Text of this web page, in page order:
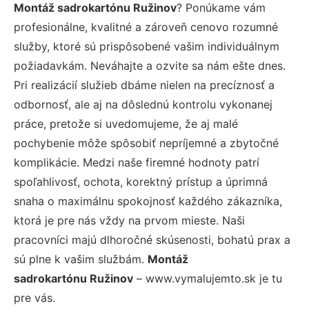
Montáž sadrokartónu Ružinov? Ponúkame vám
profesionálne, kvalitné a zároveň cenovo rozumné
služby, ktoré sú prispôsobené vašim individuálnym
požiadavkám. Neváhajte a ozvite sa nám ešte dnes.
Pri realizácií služieb dbáme nielen na precíznosť a
odbornosť, ale aj na dôslednú kontrolu vykonanej
práce, pretože si uvedomujeme, že aj malé
pochybenie môže spôsobiť nepríjemné a zbytočné
komplikácie. Medzi naše firemné hodnoty patrí
spoľahlivosť, ochota, korektný prístup a úprimná
snaha o maximálnu spokojnosť každého zákazníka,
ktorá je pre nás vždy na prvom mieste. Naši
pracovníci majú dlhoročné skúsenosti, bohatú prax a
sú plne k vašim službám. Montáž
sadrokartónu Ružinov – www.vymalujemto.sk je tu
pre vás.